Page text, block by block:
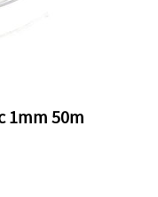
1mm 50m